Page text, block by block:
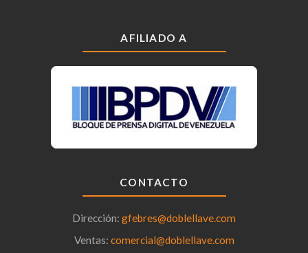
AFILIADO A
CONTACTO
Dirección: gfebres@doblellave.com
Ventas: comercial@doblellave.com